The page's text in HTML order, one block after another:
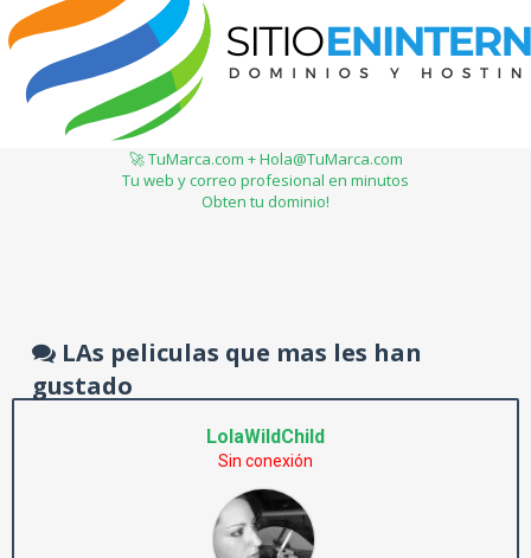
🚀 TuMarca.com + Hola@TuMarca.com
Tu web y correo profesional en minutos
Obten tu dominio!
LAs peliculas que mas les han
gustado
LolaWildChild
Sin conexión